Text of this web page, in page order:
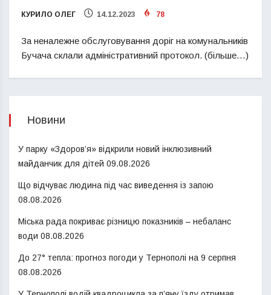
КУРИЛО ОЛЕГ 14.12.2023 78
За неналежне обслуговування доріг на комунальників
Бучача склали адміністративний протокол. (більше…)
Новини
У парку «Здоров’я» відкрили новий інклюзивний
майданчик для дітей 09.08.2026
Що відчуває людина під час виведення із запою
08.08.2026
Міська рада покриває різницю показників – небаланс
води 08.08.2026
До 27° тепла: прогноз погоди у Тернополі на 9 серпня
08.08.2026